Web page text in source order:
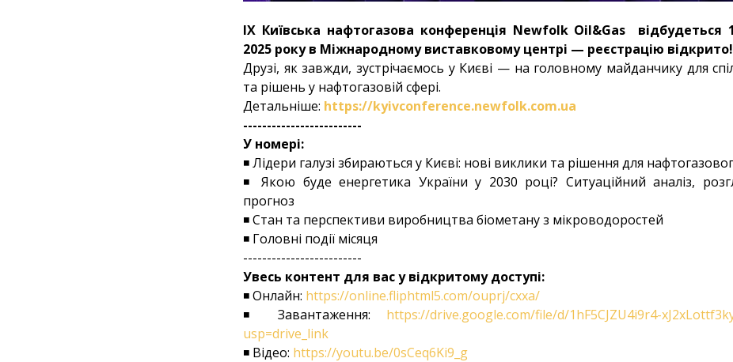
IX Київська нафтогазова конференція Newfolk Oil&Gas відбудеться
2025 року в Міжнародному виставковому центрі — реєстрацію відкрито!
Друзі, як завжди, зустрічаємось у Києві — на головному майданчику для
та рішень у нафтогазовій сфері.
Детальніше: https://kyivconference.newfolk.com.ua
-------------------------
У номері:
◾ Лідери галузі збираються у Києві: нові виклики та рішення для
◾ Якою буде енергетика України у 2030 році? Ситуаційний аналіз,
прогноз
◾ Стан та перспективи виробництва біометану з мікроводоростей
◾ Головні події місяця
-------------------------
Увесь контент для вас у відкритому доступі:
◾ Онлайн: https://online.fliphtml5.com/ouprj/cxxa/
◾ Завантаження: https://drive.google.com/file/d/1hF5CJZU4i9r4-
usp=drive_link
◾ Відео: https://youtu.be/0sCeq6Ki9_g